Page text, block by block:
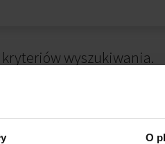
O
wyszukiwania.